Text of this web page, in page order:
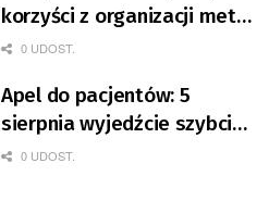
korzyści z organizacji mety
Tour de Pologne
0 UDOST.
Apel do pacjentów: 5
sierpnia wyjedźcie szybciej
z domów
0 UDOST.